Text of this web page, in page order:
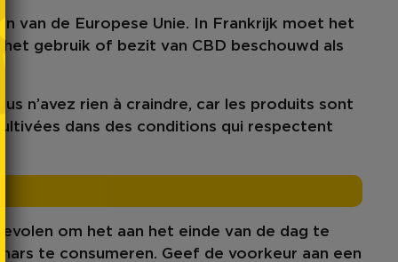
van de Europese Unie. In Frankrijk moet het
het gebruik of bezit van CBD beschouwd als
n’avez rien à craindre, car
les produits sont
dans des conditions qui respectent
om het aan het einde van de dag te
te consumeren. Geef de voorkeur aan een